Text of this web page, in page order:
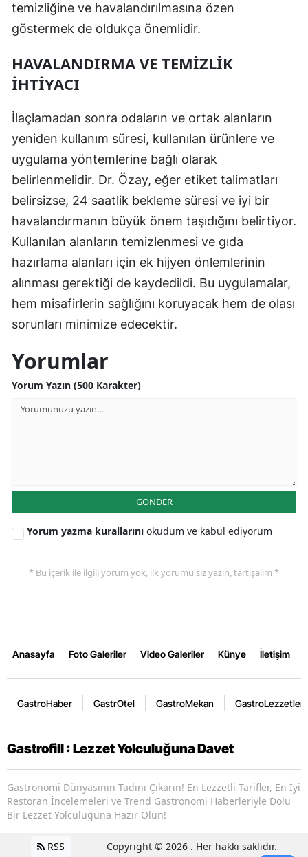
temizliğine ve havalandırılmasına özen
göstermek de oldukça önemlidir.
HAVALANDIRMA VE TEMIZLIK
İHTIYACI
İlaçlamadan sonra odaların ve ortak alanların
yeniden kullanım süresi, kullanılan ürünlere ve
uygulama yöntemlerine bağlı olarak
belirlenmelidir. Dr. Özay, eğer etiket talimatları
belirsizse, 24 saatlik bekleme süresi ve iyi bir
havalandırmanın büyük önem taşıdığını belirtiyor.
Kullanılan alanların temizlenmesi ve gıda
hazırlama alanları için ek hijyen önlemlerinin
alınması gerektiği de kaydedildi. Bu uygulamalar,
hem misafirlerin sağlığını koruyacak hem de olası
sorunları minimize edecektir.
Yorumlar
Yorum Yazın (500 Karakter)
GÖNDER
Yorum yazma kurallarını okudum ve kabul ediyorum
* Bu içerik ile ilgili yorum yok, ilk yorumu siz yazın, tartışalım *
Anasayfa Foto Galeriler Video Galeriler Künye İletişim
GastroHaber GastrOtel GastroMekan GastroLezzetler
Gastrofill : Lezzet Yolculuğuna Davet
Gastronomi Dünyasının Tadını Çıkarın! En Lezzetli Tarifler, En İyi
Restoran İncelemeleri ve Trend Gastronomi Haberleriyle Dolu
Bir Lezzet Yolculuğuna Hazır Olun!
RSS Copyright © 2026 . Her hakkı saklıdır.